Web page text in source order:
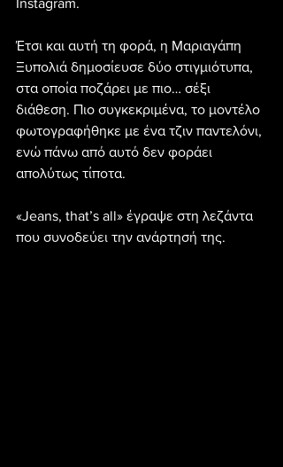
Instagram.
Έτσι και αυτή τη φορά, η Μαριαγάπη
Ξυπολιά δημοσίευσε δύο στιγμιότυπα,
στα οποία ποζάρει με πιο… σέξι
διάθεση. Πιο συγκεκριμένα, το μοντέλο
φωτογραφήθηκε με ένα τζιν παντελόνι,
ενώ πάνω από αυτό δεν φοράει
απολύτως τίποτα.
«Jeans, that’s all» έγραψε στη λεζάντα
που συνοδεύει την ανάρτησή της.